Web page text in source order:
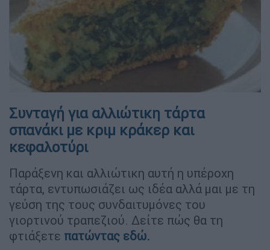
Συνταγή για αλλιώτικη τάρτα
σπανάκι με κριμ κράκερ και
κεφαλοτύρι
Παράξενη και αλλιώτικη αυτή η υπέροχη
τάρτα, εντυπωσιάζει ως ιδέα αλλά μαι με τη
γεύση της τους συνδαιτυμόνες του
γιορτινού τραπεζιού. Δείτε πώς θα τη
φτιάξετε πατώντας εδώ.